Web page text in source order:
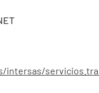
intersas/